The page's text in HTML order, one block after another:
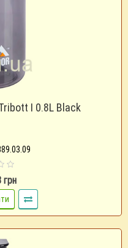
I 0.8L Black
грн